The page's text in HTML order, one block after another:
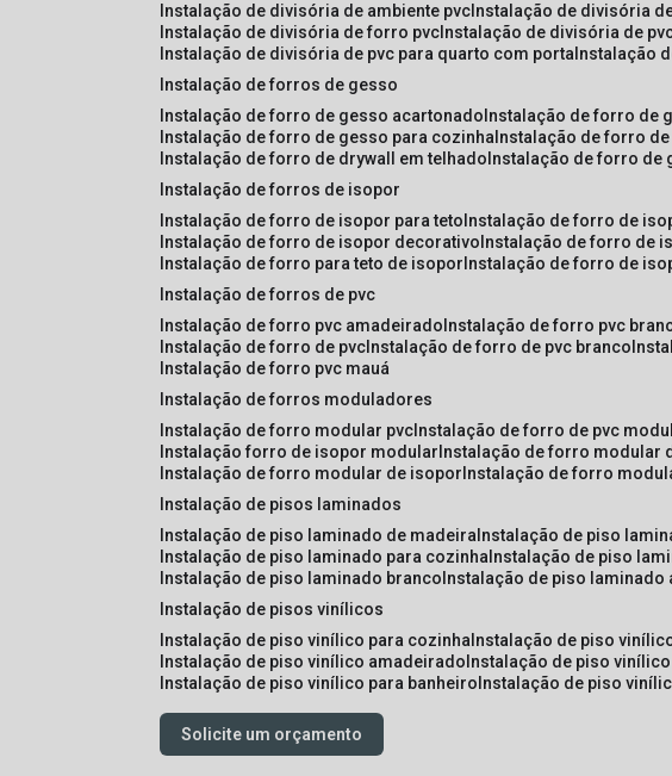
instalação de divisória de ambiente pvc instalação de divisória
instalação de divisória de forro pvc instalação de divisória de
instalação de divisória de pvc para quarto com porta instalação
instalação de forros de gesso
instalação de forro de gesso acartonado instalação de forro de
instalação de forro de gesso para cozinha instalação de forro de
instalação de forro de drywall em telhado instalação de forro de
instalação de forros de isopor
instalação de forro de isopor para teto instalação de forro de
instalação de forro de isopor decorativo instalação de forro de
instalação de forro para teto de isopor instalação de forro de
instalação de forros de pvc
instalação de forro pvc amadeirado instalação de forro pvc
instalação de forro de pvc instalação de forro de pvc branco
instalação de forro pvc mauá
instalação de forros moduladores
instalação de forro modular pvc instalação de forro de pvc
instalação forro de isopor modular instalação de forro modular
instalação de forro modular de isopor instalação de forro
instalação de pisos laminados
instalação de piso laminado de madeira instalação de piso
instalação de piso laminado para cozinha instalação de piso
instalação de piso laminado branco instalação de piso laminado
instalação de pisos vinílicos
instalação de piso vinílico para cozinha instalação de piso
instalação de piso vinílico amadeirado instalação de piso
instalação de piso vinílico para banheiro instalação de piso
Solicite um orçamento